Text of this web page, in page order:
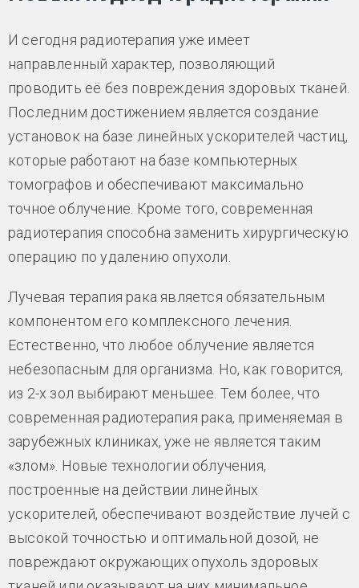
И сегодня радиотерапия уже имеет
направленный характер, позволяющий
проводить её без повреждения здоровых тканей.
Последним достижением является создание
установок на базе линейных ускорителей частиц,
которые работают на базе компьютерных
томографов и обеспечивают максимально
точное облучение. Кроме того, современная
радиотерапия способна заменить хирургическую
операцию по удалению опухоли.
Лучевая терапия рака является обязательным
компонентом его комплексного лечения.
Естественно, что любое облучение является
небезопасным для организма. Но, как говорится,
из 2-х зол выбирают меньшее. Тем более, что
современная радиотерапия рака, применяемая в
зарубежных клиниках, уже не является таким
«злом». Новые технологии облучения,
построенные на действии линейных
ускорителей, обеспечивают воздействие лучей с
высокой точностью и оптимальной дозой, не
повреждают окружающих опухоль здоровых